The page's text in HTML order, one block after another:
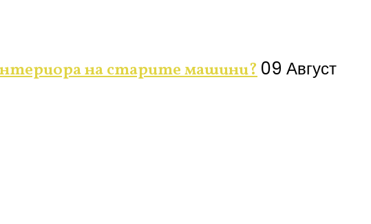
на старите машини?09 Август